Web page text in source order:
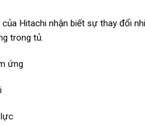
của Hitachi nhận biết sự thay đổi
trong tủ.
ứng